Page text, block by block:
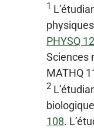
1
PHYSQ
Sciences
MATHQ
2
108.